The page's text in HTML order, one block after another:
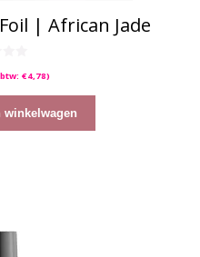
| African Jade
€4,78)
winkelwagen